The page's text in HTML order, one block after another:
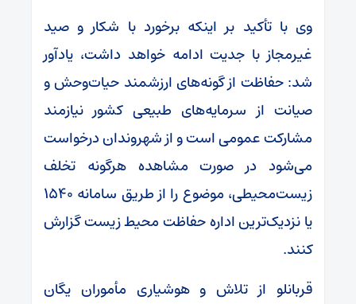
وی با تأکید بر اینکه برخورد با شکار و صید
غیرمجاز با جدیت ادامه خواهد داشت، یادآور
شد: حفاظت از گونه‌های ارزشمند حیات‌وحش و
صیانت از سرمایه‌های طبیعی کشور نیازمند
مشارکت عمومی است و از شهروندان درخواست
می‌شود در صورت مشاهده هرگونه تخلف
زیست‌محیطی، موضوع را از طریق سامانه ۱۵۴۰
یا نزدیک‌ترین اداره حفاظت محیط زیست گزارش
کنند.
قربانلو از تلاش و هوشیاری مأموران یگان